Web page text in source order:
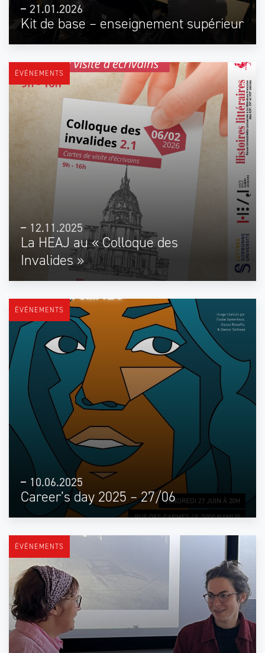
Kit de base – enseignement supérieur
21.01.2026
ÉVÉNEMENTS
La HEAJ au « Colloque des
Invalides »
12.11.2025
ÉVÉNEMENTS
Career’s day 2025 – 27/06
10.06.2025
ÉVÉNEMENTS